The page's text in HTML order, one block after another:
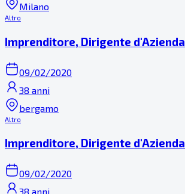
Milano
Altro
Imprenditore, Dirigente d'Azienda
09/02/2020
38 anni
bergamo
Altro
Imprenditore, Dirigente d'Azienda
09/02/2020
38 anni